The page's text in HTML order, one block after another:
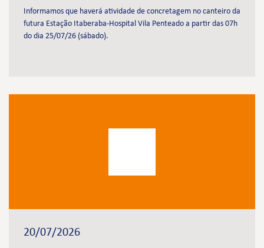
Informamos que haverá atividade de concretagem no canteiro da
futura Estação Itaberaba-Hospital Vila Penteado a partir das 07h
do dia 25/07/26 (sábado).
20/07/2026